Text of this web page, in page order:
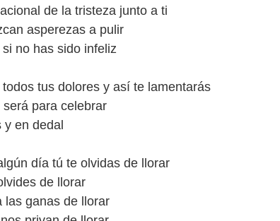
de la tristeza junto a ti
asperezas a pulir
no has sido infeliz
tus dolores y así te lamentarás
para celebrar
en dedal
día tú te olvidas de llorar
de llorar
las ganas de llorar